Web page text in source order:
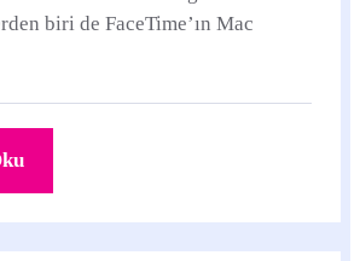
biri de FaceTime’ın Mac